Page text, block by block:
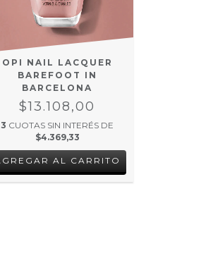
OPI NAIL LACQUER
BAREFOOT IN
BARCELONA
$13.108,00
3 CUOTAS SIN INTERÉS DE
$4.369,33